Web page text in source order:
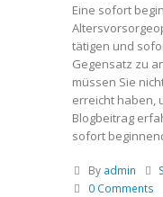
Eine sofort
tätigen und
Gegensatz zu
müssen Sie
erreicht haben,
Blogbeitrag
sofort
By admin
0 Comments